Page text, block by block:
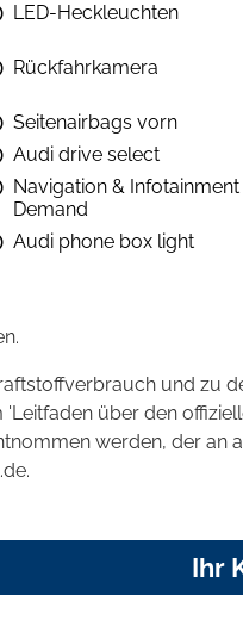
LED-Heckleuchten
Rückfahrkamera
Seitenairbags vorn
Audi drive select
Navigation &
Demand
Audi phone box light
und zu
über den
werden, der an
Ihr